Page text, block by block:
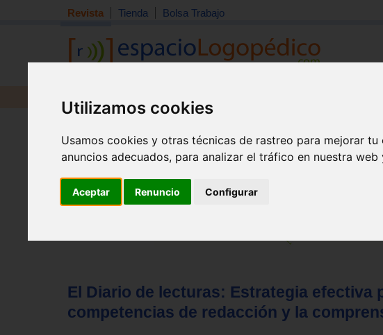
Utilizamos cookies
Usamos cookies y otras técnicas de rastreo para mejorar
anuncios adecuados, para analizar el tráfico en nuestra
Aceptar Renuncio Configurar
Revista Tienda Bolsa Trabajo
Revista Material
Tema quincena | Detección Orientación
Inicio> Revista
El Diario de lecturas: Estrategia efectiva
competencias de redacción y la